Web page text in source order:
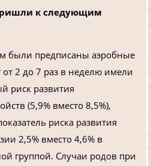
к следующим
были предписаны аэробные
2 до 7 раз в неделю имели
риск развития
(5,9% вместо 8,5%),
риска развития
2,5% вместо 4,6% в
группой. Случаи родов при